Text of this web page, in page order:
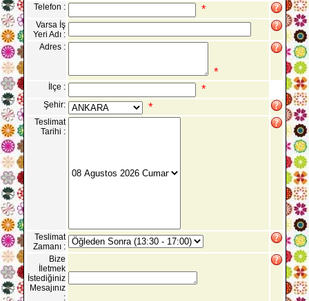
Telefon : *
Varsa İş
Yeri Adı :
Adres :
*
İlçe : *
Şehir: *
Teslimat
Tarihi :
Teslimat
Zamanı :
Bize
İletmek
İstediğiniz
Mesajınız
: